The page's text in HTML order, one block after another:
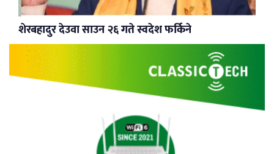
शेरबहादुर देउवा साउन २६ गते स्वदेश फर्किने